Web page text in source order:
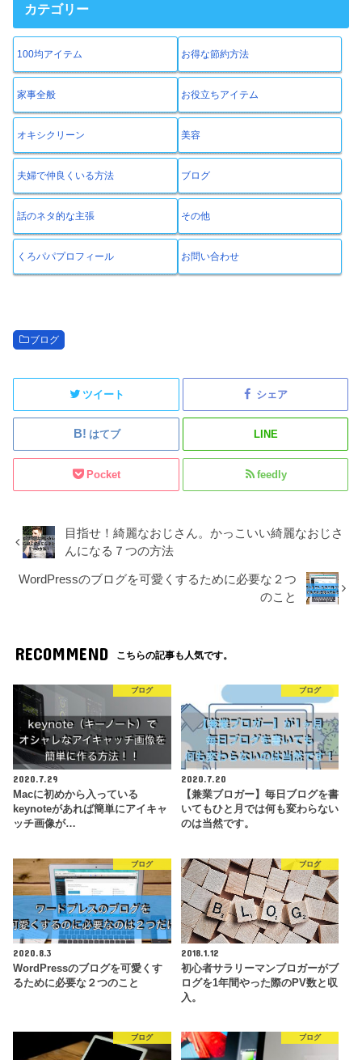
カテゴリー
100均アイテム お得な節約方法
家事全般 お役立ちアイテム
オキシクリーン 美容
夫婦で仲良くいる方法 ブログ
話のネタ的な主張 その他
くろパパプロフィール お問い合わせ
ブログ
ツイート シェア
はてブ LINE
Pocket feedly
目指せ！綺麗なおじさん。かっこいい綺麗なおじさ
んになる７つの方法
WordPressのブログを可愛くするために必要な２つ
のこと
RECOMMEND こちらの記事も人気です。
ブログ
2020.7.29
Macに初めから入っている
keynoteがあれば簡単にアイキャ
ッチ画像が…
ブログ
2020.7.20
【兼業ブロガー】毎日ブログを書
いてもひと月では何も変わらない
のは当然です。
ブログ
2020.8.3
WordPressのブログを可愛くす
るために必要な２つのこと
ブログ
2018.1.12
初心者サラリーマンブロガーがブ
ログを1年間やった際のPV数と収
入。
ブログ ブログ